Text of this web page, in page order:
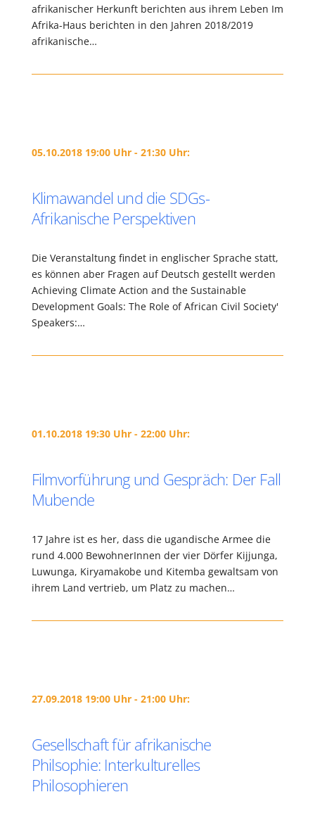
afrikanischer Herkunft berichten aus ihrem Leben Im
Afrika-Haus berichten in den Jahren 2018/2019
afrikanische…
05.10.2018 19:00 Uhr - 21:30 Uhr:
Klimawandel und die SDGs-
Afrikanische Perspektiven
Die Veranstaltung findet in englischer Sprache statt,
es können aber Fragen auf Deutsch gestellt werden
Achieving Climate Action and the Sustainable
Development Goals: The Role of African Civil Society'
Speakers:…
01.10.2018 19:30 Uhr - 22:00 Uhr:
Filmvorführung und Gespräch: Der Fall
Mubende
17 Jahre ist es her, dass die ugandische Armee die
rund 4.000 BewohnerInnen der vier Dörfer Kijjunga,
Luwunga, Kiryamakobe und Kitemba gewaltsam von
ihrem Land vertrieb, um Platz zu machen…
27.09.2018 19:00 Uhr - 21:00 Uhr:
Gesellschaft für afrikanische
Philsophie: Interkulturelles
Philosophieren